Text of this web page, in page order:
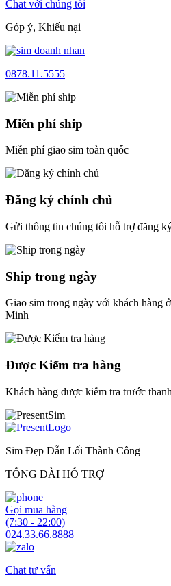
Chat với chúng tôi
Góp ý, Khiếu nại
0878.11.5555
Miễn phí ship
Miễn phí giao sim toàn quốc
Đăng ký chính chủ
Gửi thông tin chúng tôi hỗ trợ đăng
Ship trong ngày
Giao sim trong ngày với khách hàng
Minh
Được Kiểm tra hàng
Khách hàng được kiểm tra trước
Sim Đẹp Dẫn Lối Thành Công
TỔNG ĐÀI HỖ TRỢ
Gọi mua hàng
(7:30 - 22:00)
024.33.66.8888
Chat tư vấn